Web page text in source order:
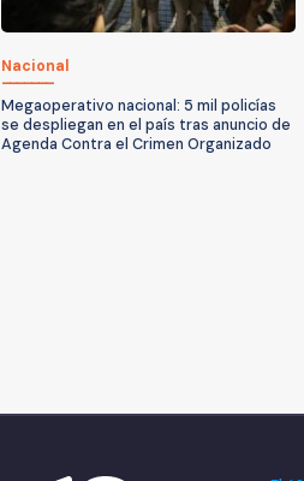
Nacional
Megaoperativo nacional: 5 mil policías
se despliegan en el país tras anuncio de
Agenda Contra el Crimen Organizado